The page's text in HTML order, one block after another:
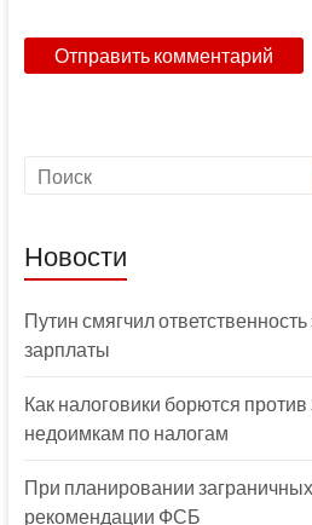
Новости
Путин смягчил
зарплаты
Как налоговики борются
недоимкам по налогам
При планировании заграничных
рекомендации ФСБ